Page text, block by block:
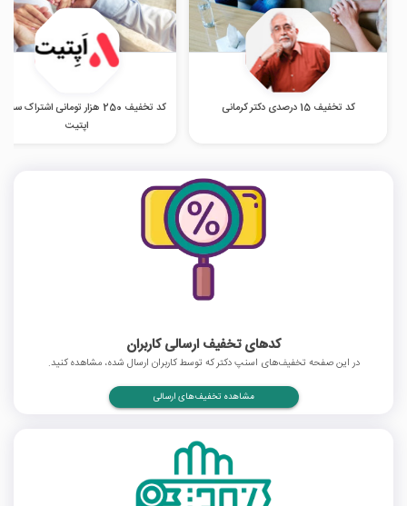
کد تخفیف 15 درصدی دکتر کرمانی
کد تخفیف 250 هزار تومانی اشتراک سه
اپتیت
کدهای تخفیف ارسالی کاربران
در این صفحه تخفیف‌های اسنپ دکتر که توسط کاربران ارسال شده، مشاهده کنید.
مشاهده تخفیف‌های ارسالی